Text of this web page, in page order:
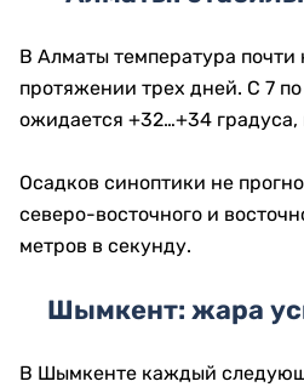
В Алматы температура почти
протяжении трех дней. С 7
ожидается +32…+34
Осадков синоптики не
северо-восточного и
метров в секунду.
Шымкент: жара
В Шымкенте каждый